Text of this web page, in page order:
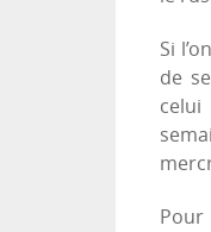
Si
de
celui
Pour